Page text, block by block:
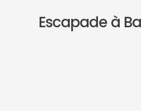
Escapade à